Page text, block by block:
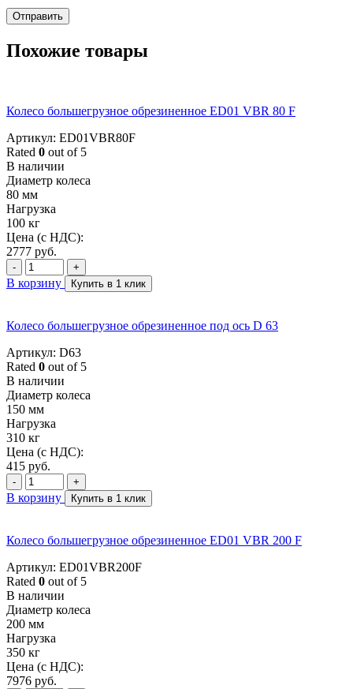
Похожие товары
Колесо большегрузное обрезиненное ED01 VBR 80 F
Артикул: ED01VBR80F
Rated 0 out of 5
В наличии
Диаметр колеса
80 мм
Нагрузка
100 кг
Цена (с НДС):
2777 руб.
- +
В корзину Купить в 1 клик
Колесо большегрузное обрезиненное под ось D 63
Артикул: D63
Rated 0 out of 5
В наличии
Диаметр колеса
150 мм
Нагрузка
310 кг
Цена (с НДС):
415 руб.
- +
В корзину Купить в 1 клик
Колесо большегрузное обрезиненное ED01 VBR 200 F
Артикул: ED01VBR200F
Rated 0 out of 5
В наличии
Диаметр колеса
200 мм
Нагрузка
350 кг
Цена (с НДС):
7976 руб.